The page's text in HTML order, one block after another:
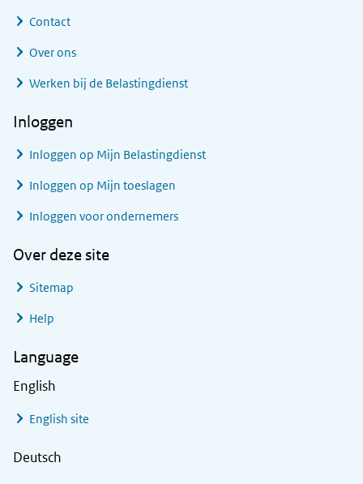
Contact
Over ons
Werken bij de Belastingdienst
Inloggen
Inloggen op Mijn Belastingdienst
Inloggen op Mijn toeslagen
Inloggen voor ondernemers
Over deze site
Sitemap
Help
Language
English
English site
Deutsch